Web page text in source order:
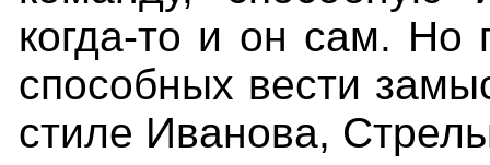
когда-то и он сам. Но
способных вести
стиле Иванова,